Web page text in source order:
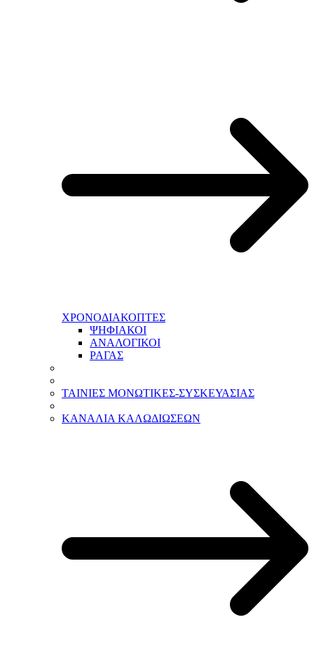
ΧΡΟΝΟΔΙΑΚΟΠΤΕΣ
ΨΗΦΙΑΚΟΙ
ΑΝΑΛΟΓΙΚΟΙ
ΡΑΓΑΣ
ΤΑΙΝΙΕΣ ΜΟΝΩΤΙΚΕΣ-ΣΥΣΚΕΥΑΣΙΑΣ
ΚΑΝΑΛΙΑ ΚΑΛΩΔΙΩΣΕΩΝ